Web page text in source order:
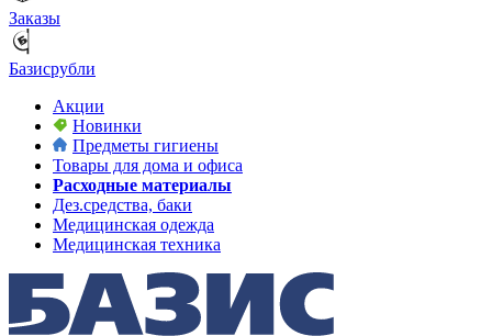
Заказы
Базисрубли
Акции
Новинки
Предметы гигиены
Товары для дома и офиса
Расходные материалы
Дез.средства, баки
Медицинская одежда
Медицинская техника